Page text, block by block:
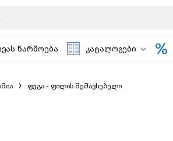
წარმოება კატალოგები
ფუგა - ფილის შემავსებელი